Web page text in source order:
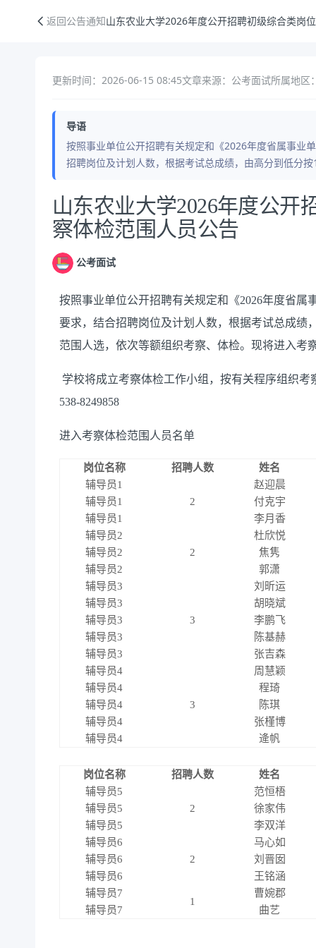
返回公告通知山东农业大学2026年度公开招聘初级综合类岗
更新时间：2026-06-15 08:45文章来源：公考面试所属地区
导语
按照事业单位公开招聘有关规定和《2026年度省属事业
招聘岗位及计划人数，根据考试总成绩，由高分到低分
公告正文
山东农业大学2026年度公开
察体检范围人员公告
公考面试
按照事业单位公开招聘有关规定和《2026年度省
要求，结合招聘岗位及计划人数，根据考试总成绩
范围人选，依次等额组织考察、体检。现将进入考
学校将成立考察体检工作小组，按有关程序组织
538-8249858
进入考察体检范围人员名单
岗位名称 招聘人数
姓名
辅导员1
2
赵迎晨
辅导员1
付克宇
辅导员1
李月香
辅导员2
2
杜欣悦
辅导员2
焦隽
辅导员2
郭潇
辅导员3
3
刘昕运
辅导员3
胡晓斌
辅导员3
李鹏飞
辅导员3
陈基赫
辅导员3
张吉森
辅导员4
3
周慧颖
辅导员4
程琦
辅导员4
陈琪
辅导员4
张槿博
辅导员4
逄帆
岗位名称 招聘人数
姓名
辅导员5
2
范恒梧
辅导员5
徐家伟
辅导员5
李双洋
辅导员6
2
马心如
辅导员6
刘晋囡
辅导员6
王铭涵
辅导员7
1
曹婉郡
辅导员7
曲艺